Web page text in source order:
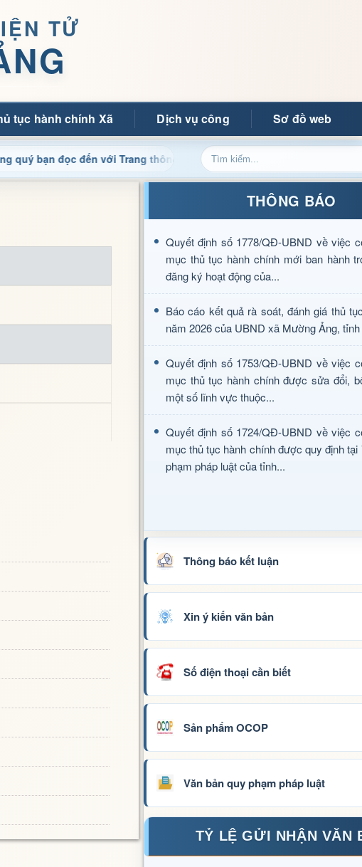
TỬ
tục hành chính Xã Dịch vụ công Sơ đồ web
đọc đến với Trang thông tin điện tử xã Mường Ảng
THÔNG BÁO
Quyết định số 1778/QĐ-UBND về việc
mục thủ tục hành chính mới ban hành
đăng ký hoạt động của...
Báo cáo kết quả rà soát, đánh giá thủ
năm 2026 của UBND xã Mường Ảng,
Quyết định số 1753/QĐ-UBND về việc
mục thủ tục hành chính được sửa đổi,
một số lĩnh vực thuộc...
Quyết định số 1724/QĐ-UBND về việc
mục thủ tục hành chính được quy định tại
phạm pháp luật của tỉnh...
Thông báo kết luận
Xin ý kiến văn bản
Số điện thoại cần biết
Sản phẩm OCOP
Văn bản quy phạm pháp luật
TỶ LỆ GỬI NHẬN VĂN